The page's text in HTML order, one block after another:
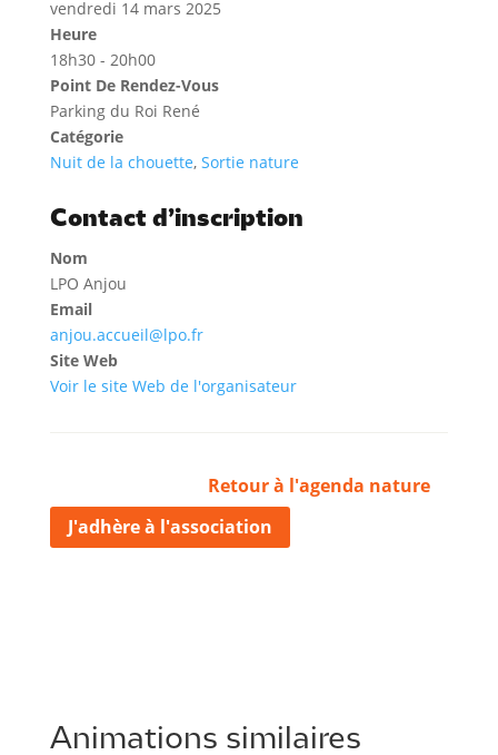
vendredi 14 mars 2025
Heure
18h30 - 20h00
Point De Rendez-Vous
Parking du Roi René
Catégorie
Nuit de la chouette, Sortie nature
Contact d’inscription
Nom
LPO Anjou
Email
anjou.accueil@lpo.fr
Site Web
Voir le site Web de l'organisateur
Retour à l'agenda nature
J'adhère à l'association
Animations similaires